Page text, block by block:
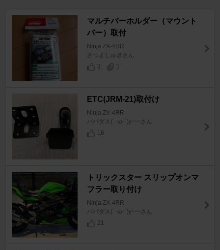
マルチバーホルダー（マウント
バー）取付
Ninja ZX-4RR
さつましゅぎさん
3
1
ETC(JRM-21)取付け
Ninja ZX-4RR
パパダス(´･ω･`)y-~~さん
16
トリックスター スリップオンマ
フラー取り付け
Ninja ZX-4RR
パパダス(´･ω･`)y-~~さん
21